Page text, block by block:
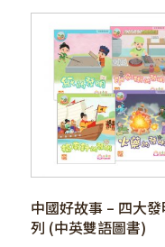
中國好故事 – 四大
列 (中英雙語圖書)